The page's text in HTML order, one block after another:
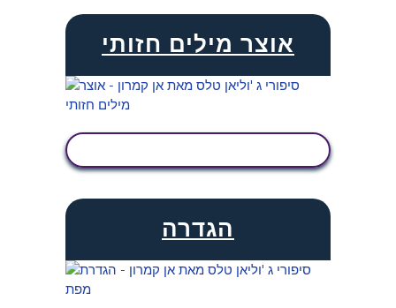
אוצר מילים חזותי
הגדרה